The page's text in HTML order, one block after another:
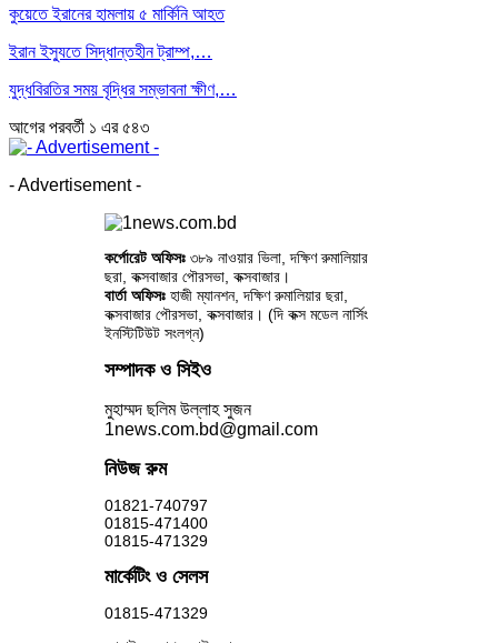
কুয়েতে ইরানের হামলায় ৫ মার্কিনি আহত
ইরান ইস্যুতে সিদ্ধান্তহীন ট্রাম্প,…
যুদ্ধবিরতির সময় বৃদ্ধির সম্ভাবনা ক্ষীণ,…
আগেরপরবর্তী ১ এর ৫৪৩
- Advertisement -
কর্পোরেট অফিসঃ ৩৮৯ নাওয়ার ভিলা, দক্ষিণ রুমালিয়ার
ছরা, কক্সবাজার পৌরসভা, কক্সবাজার।
বার্তা অফিসঃহাজী ম্যানশন, দক্ষিণ রুমালিয়ার ছরা,
কক্সবাজার পৌরসভা, কক্সবাজার। (দি কক্স মডেল নার্সিং
ইনস্টিটিউট সংলগ্ন)
সম্পাদক ও সিইও
মুহাম্মদ ছলিম উল্লাহ সুজন
1news.com.bd@gmail.com
নিউজ রুম
01821-740797
01815-471400
01815-471329
মার্কেটিং ও সেলস
01815-471329